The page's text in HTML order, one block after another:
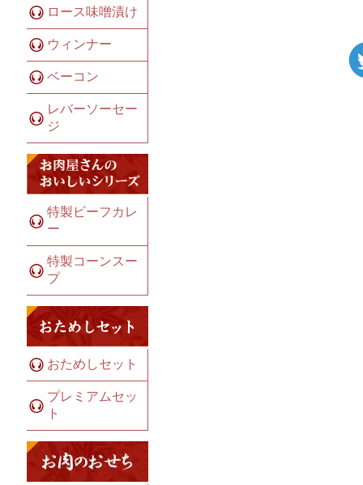
ロース味噌漬け
ウィンナー
ベーコン
レバーソーセー
ジ
特製ビーフカレ
ー
特製コーンスー
プ
おためしセット
プレミアムセッ
ト